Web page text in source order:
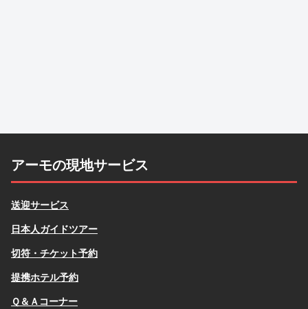
アーモの現地サービス
送迎サービス
日本人ガイドツアー
切符・チケット予約
提携ホテル予約
Ｑ＆Ａコーナー